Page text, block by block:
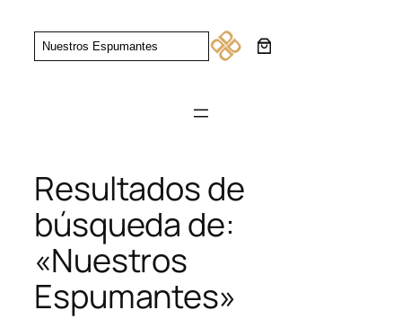
contenido
Search
Resultados de
búsqueda de:
«Nuestros
Espumantes»